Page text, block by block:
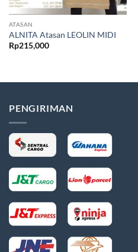
ATASAN
ALNITA Atasan LEOLIN MIDI
Rp215,000
PENGIRIMAN